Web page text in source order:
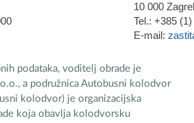
000
10 000
Tel.: +385
E-mail:
podataka, voditelj obrade je
a podružnica Autobusni kolodvor
kolodvor) je organizacijska
koja obavlja kolodvorsku